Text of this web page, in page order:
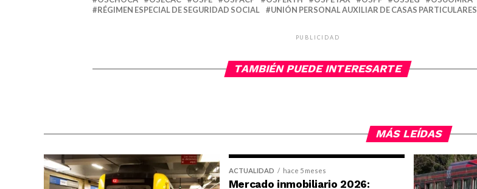
RÉGIMEN ESPECIAL DE SEGURIDAD SOCIAL
UNIÓN PERSONAL AUXILIAR DE CASAS PARTICULARES
PUBLICIDAD
TAMBIÉN PUEDE INTERESARTE
MÁS LEÍDAS
ACTUALIDAD hace 5 meses
Mercado inmobiliario 2026: